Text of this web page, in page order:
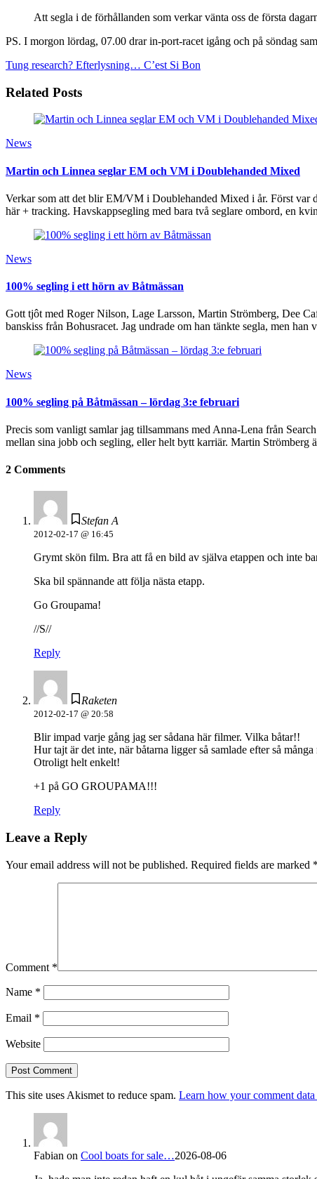
Att segla i de förhållanden som verkar vänta oss de första
PS. I morgon lördag, 07.00 drar in-port-racet igång och på söndag
Tung research? Efterlysning… C’est Si Bon
Related Posts
News
Martin och Linnea seglar EM och VM i Doublehanded Mixed
Verkar som att det blir EM/VM i Doublehanded Mixed i år. Först var
här + tracking. Havskappsegling med bara två seglare ombord, en
News
100% segling i ett hörn av Båtmässan
Gott tjôt med Roger Nilson, Lage Larsson, Martin Strömberg, Dee
banskiss från Bohusracet. Jag undrade om han tänkte segla, men
News
100% segling på Båtmässan – lördag 3:e februari
Precis som vanligt samlar jag tillsammans med Anna-Lena från
mellan sina jobb och segling, eller helt bytt karriär. Martin
2 Comments
Stefan A
2012-02-17 @ 16:45
Grymt skön film. Bra att få en bild av själva etappen och inte
Ska bil spännande att följa nästa etapp.
Go Groupama!
//S//
Reply
Raketen
2012-02-17 @ 20:58
Blir impad varje gång jag ser sådana här filmer. Vilka båtar!!
Hur tajt är det inte, när båtarna ligger så samlade efter så många
Otroligt helt enkelt!
+1 på GO GROUPAMA!!!
Reply
Leave a Reply
Your email address will not be published. Required fields are marked *
Comment *
Name *
Email *
Website
This site uses Akismet to reduce spam. Learn how your comment data
Fabian on Cool boats for sale…2026-08-06